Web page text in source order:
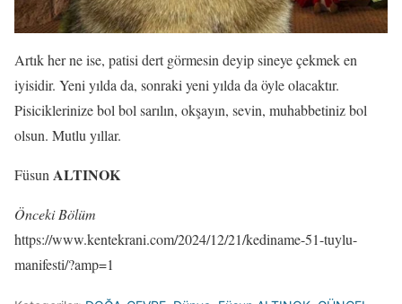
Artık her ne ise, patisi dert görmesin deyip sineye çekmek en
iyisidir. Yeni yılda da, sonraki yeni yılda da öyle olacaktır.
Pisiciklerinize bol bol sarılın, okşayın, sevin, muhabbetiniz bol
olsun. Mutlu yıllar.
Füsun ALTINOK
Önceki Bölüm
https://www.kentekrani.com/2024/12/21/kediname-51-tuylu-
manifesti/?amp=1